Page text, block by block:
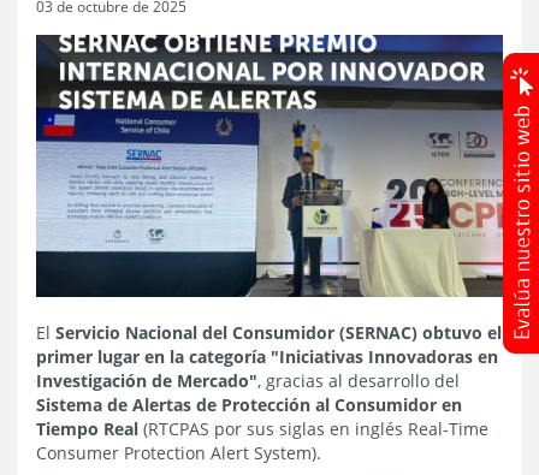
03 de octubre de 2025
El Servicio Nacional del Consumidor (SERNAC) obtuvo el
primer lugar en la categoría "Iniciativas Innovadoras en
Investigación de Mercado", gracias al desarrollo del
Sistema de Alertas de Protección al Consumidor en
Tiempo Real (RTCPAS por sus siglas en inglés Real-Time
Consumer Protection Alert System).